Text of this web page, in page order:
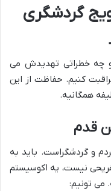
گردشگری
و چه خطراتی تهدیدش می
کنیم. حفاظت از این
همگانیه.
قدم
و گردشگراست. باید به
نیست، یه اکوسیستم
می تونیم: